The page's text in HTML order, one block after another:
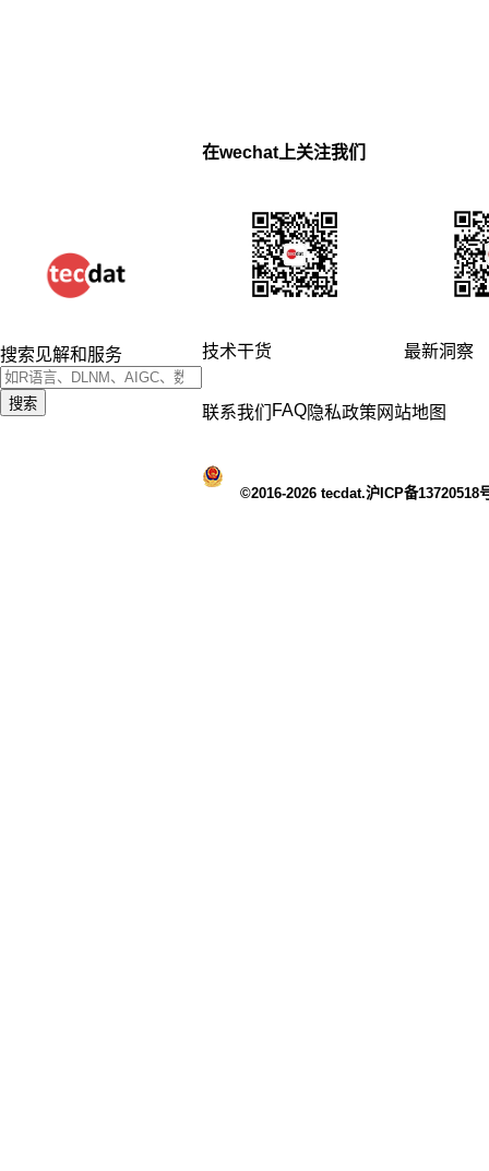
搜索见解和服务
搜索
在wechat上关注我们
技术干货 最新洞察
联系我们 FAQ隐私政策 网站地图
©2016-2026 tecdat.沪ICP备13720518